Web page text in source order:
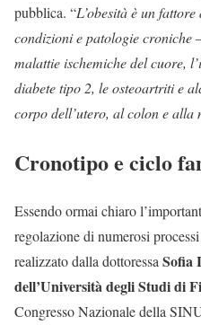
pubblica. “L’obesità è un
condizioni e patologie croniche
malattie ischemiche del cuore,
diabete tipo 2, le osteoartriti e
corpo dell’utero, al colon e alla
Cronotipo e ciclo
Essendo ormai chiaro
regolazione di numerosi
realizzato dalla dottoressaSofia
dell’Università degli Studi di
Congresso Nazionale della